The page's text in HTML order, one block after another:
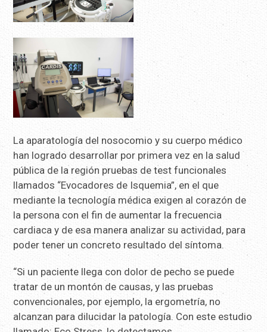
La aparatología del nosocomio y su cuerpo médico
han logrado desarrollar por primera vez en la salud
pública de la región pruebas de test funcionales
llamados “Evocadores de Isquemia”, en el que
mediante la tecnología médica exigen al corazón de
la persona con el fin de aumentar la frecuencia
cardiaca y de esa manera analizar su actividad, para
poder tener un concreto resultado del síntoma.
“Si un paciente llega con dolor de pecho se puede
tratar de un montón de causas, y las pruebas
convencionales, por ejemplo, la ergometría, no
alcanzan para dilucidar la patología. Con este estudio